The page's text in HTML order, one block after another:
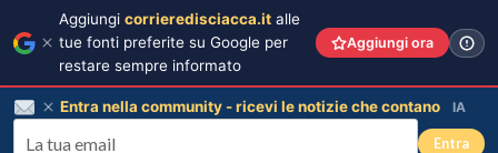
Aggiungi corrieredisciacca.it alle
tue fonti preferite su Google per
restare sempre informato
Aggiungi ora
Entra nella community - ricevi le notizie che contano IA
Entra